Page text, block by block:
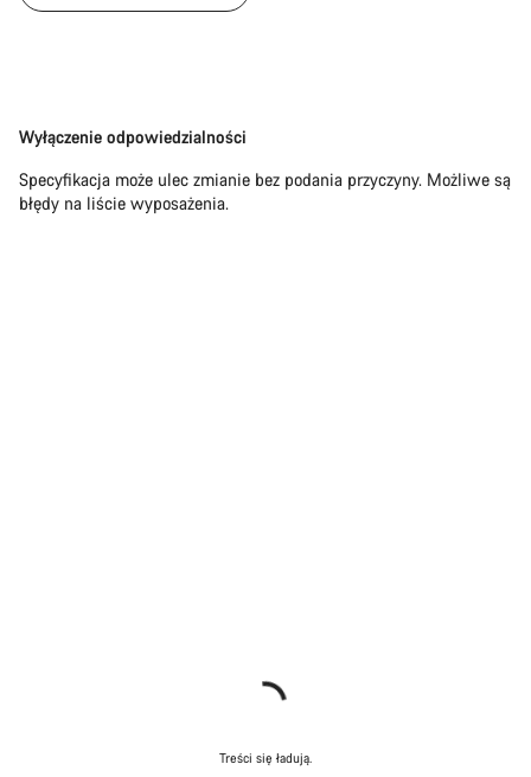
Zastrzeżenie
Wyłączenie odpowiedzialności
Specyfikacja może ulec zmianie bez podania przyczyny. Możliwe są
błędy na liście wyposażenia.
Treści się ładują.